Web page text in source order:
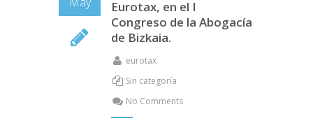
Eurotax, en el I
Congreso de la Abogacía
de Bizkaia.
eurotax
Sin categoría
No Comments